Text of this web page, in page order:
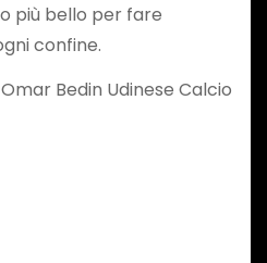
più bello per fare
confine.
Bedin Udinese Calcio